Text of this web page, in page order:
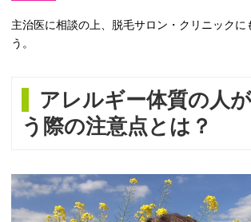
主治医に相談の上、脱毛サロン・クリニックに
う。
アレルギー体質の人
う際の注意点とは？